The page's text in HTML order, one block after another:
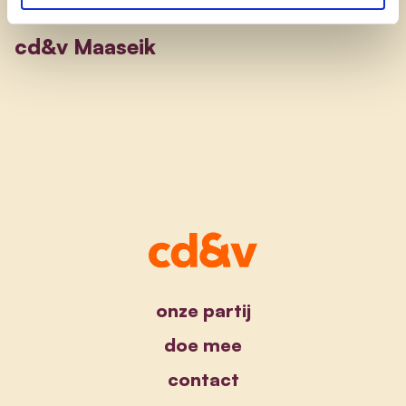
cd&v Maaseik
onze partij
doe mee
contact